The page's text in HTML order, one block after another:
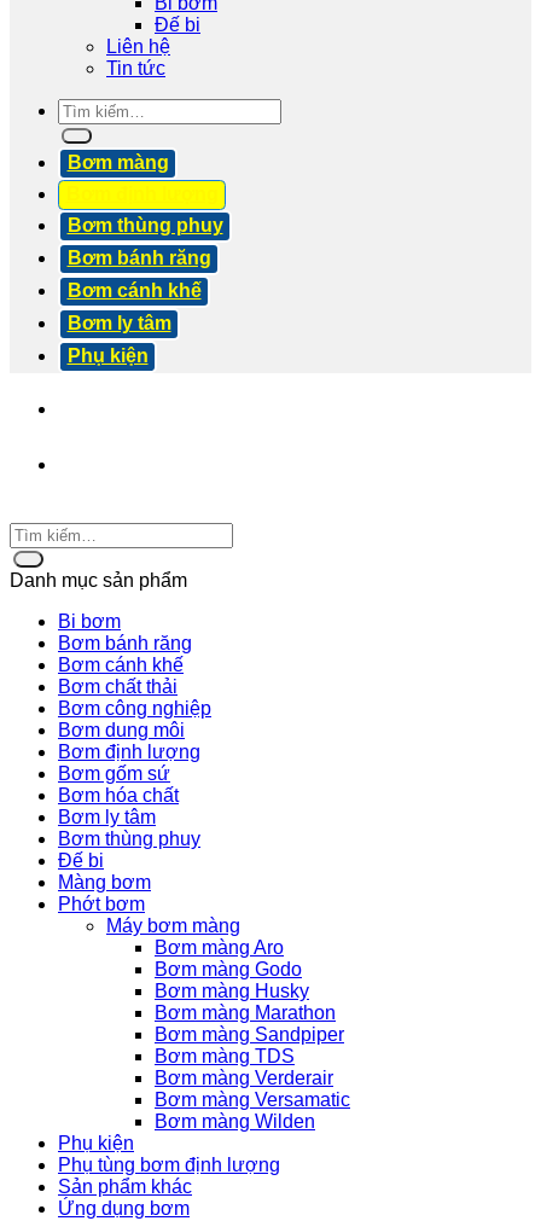
Đế bi
Liên hệ
Tin tức
Tìm
kiếm:
Bơm màng
Bơm thùng phuy
Bơm bánh răng
Bơm cánh khế
Bơm ly tâm
Phụ kiện
Danh mục sản phẩm
Bi bơm
Bơm bánh răng
Bơm cánh khế
Bơm chất thải
Bơm công nghiệp
Bơm dung môi
Bơm định lượng
Bơm gốm sứ
Bơm hóa chất
Bơm ly tâm
Bơm thùng phuy
Đế bi
Màng bơm
Phớt bơm
Máy bơm màng
Bơm màng Aro
Bơm màng Godo
Bơm màng Husky
Bơm màng Marathon
Bơm màng Sandpiper
Bơm màng TDS
Bơm màng Verderair
Bơm màng Versamatic
Bơm màng Wilden
Phụ kiện
Phụ tùng bơm định lượng
Sản phẩm khác
Ứng dụng bơm